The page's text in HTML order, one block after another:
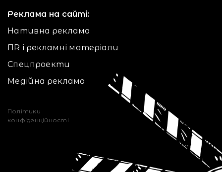
Реклама на сайті:
Нативна реклама
ПR і рекламні матеріали
Спецпроекти
Медійна реклама
Політики
конфіденційності